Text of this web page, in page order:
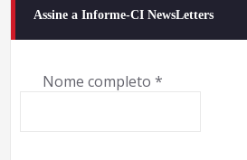
Assine a Informe-CI NewsLetters
Nome completo *